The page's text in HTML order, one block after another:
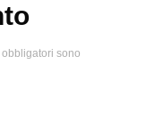
obbligatori sono